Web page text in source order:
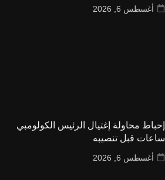
أغسطس 6, 2026
إحباط محاولة إغتيال الرئيس الكولومبي
ساعات قبل تنصيبه
أغسطس 6, 2026